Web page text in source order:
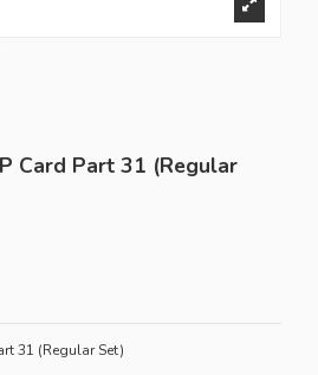
Card Part 31 (Regular
31 (Regular Set)